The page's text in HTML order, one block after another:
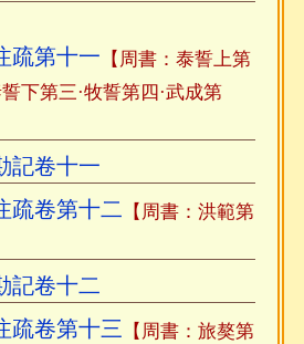
疏第十一 【周書：泰誓上第
下第三·牧誓第四·武成第
記卷十一
疏卷第十二 【周書：洪範第
記卷十二
疏卷第十三
【周書：旅獒第